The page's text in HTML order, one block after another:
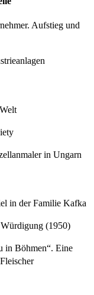
Aufstieg und
in Ungarn
in der Familie Kafka
(1950)
in Böhmen“. Eine